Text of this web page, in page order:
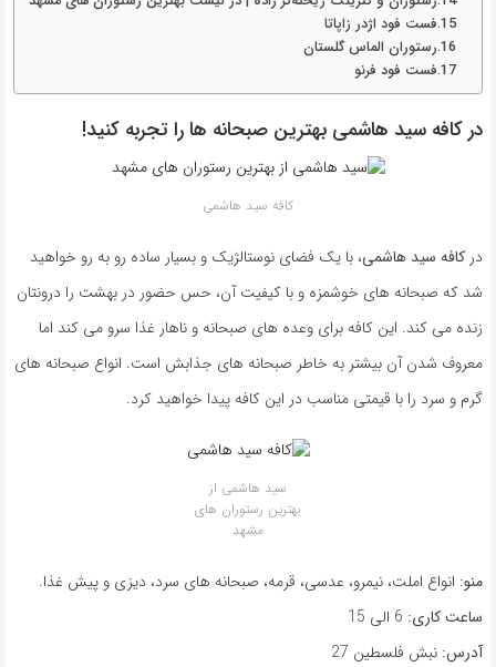
فست فود اژدر زاپاتا
رستوران الماس گلستان
فست فود فرنو
در کافه سید هاشمی بهترین صبحانه ها را تجربه کنید!
کافه سید هاشمی
در کافه سید هاشمی، با یک فضای نوستالژیک و بسیار ساده رو به رو خواهید
شد که صبحانه های خوشمزه و با کیفیت آن، حس حضور در بهشت را درونتان
زنده می کند. این کافه برای وعده های صبحانه و ناهار غذا سرو می کند اما
معروف شدن آن بیشتر به خاطر صبحانه های جذابش است. انواع صبحانه های
گرم و سرد را با قیمتی مناسب در این کافه پیدا خواهید کرد.
سید هاشمی از
بهترین رستوران های
مشهد
منو: انواع املت، نیمرو، عدسی، قرمه، صبحانه های سرد، دیزی و پیش غذا.
ساعت کاری:
آدرس: نبش فلسطین 27